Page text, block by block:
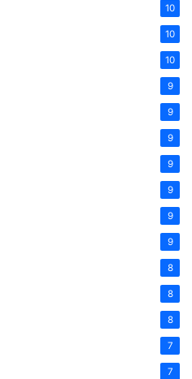
10
10
10
9
9
9
9
9
9
9
8
8
8
7
7